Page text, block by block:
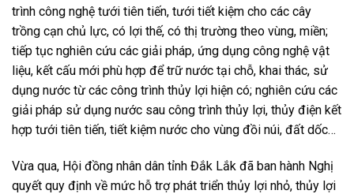
trình công nghệ tưới tiên tiến, tưới tiết kiệm cho các cây
trồng cạn chủ lực, có lợi thế, có thị trường theo vùng, miền;
tiếp tục nghiên cứu các giải pháp, ứng dụng công nghệ vật
liệu, kết cấu mới phù hợp để trữ nước tại chỗ, khai thác, sử
dụng nước từ các công trình thủy lợi hiện có; nghiên cứu các
giải pháp sử dụng nước sau công trình thủy lợi, thủy điện kết
hợp tưới tiên tiến, tiết kiệm nước cho vùng đồi núi, đất dốc…
Vừa qua, Hội đồng nhân dân tỉnh Đắk Lắk đã ban hành Nghị
quyết quy định về mức hỗ trợ phát triển thủy lợi nhỏ, thủy lợi